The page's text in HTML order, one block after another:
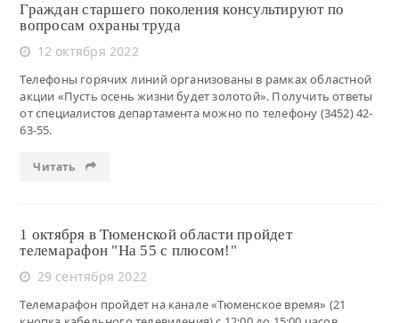
Граждан старшего поколения консультируют по
вопросам охраны труда
12 октября 2022
Телефоны горячих линий организованы в рамках областной
акции «Пусть осень жизни будет золотой». Получить ответы
от специалистов департамента можно по телефону (3452) 42-
63-55.
Читать
1 октября в Тюменской области пройдет
телемарафон "На 55 с плюсом!"
29 сентября 2022
Телемарафон пройдет на канале «Тюменское время» (21